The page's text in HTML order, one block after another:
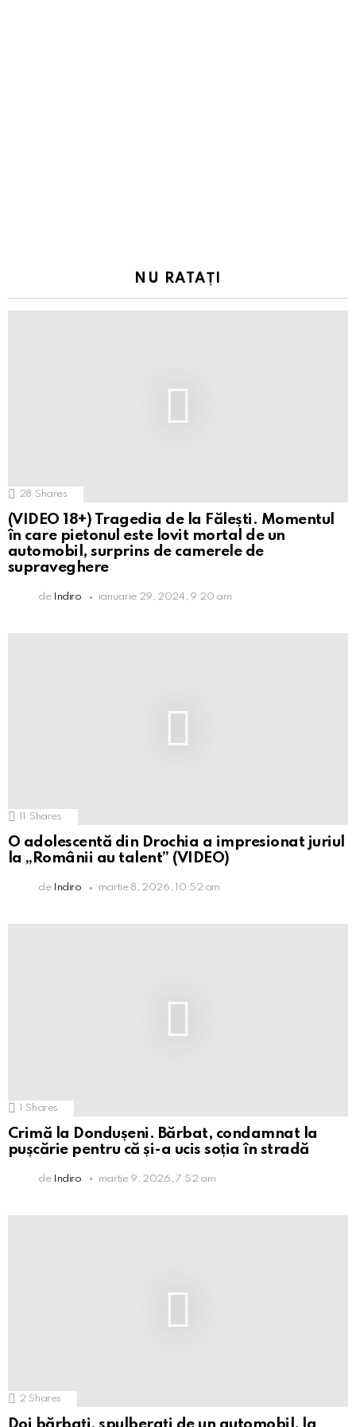
NU RATAȚI
28 Shares
(VIDEO 18+) Tragedia de la Fălești. Momentul
în care pietonul este lovit mortal de un
automobil, surprins de camerele de
supraveghere
de Indiro ianuarie 29, 2024, 9:20 am
Shares
O adolescentă din Drochia a impresionat juriul
la „Românii au talent” (VIDEO)
de Indiro martie 8, 2026, 10:52 am
1 Shares
Crimă la Dondușeni. Bărbat, condamnat la
pușcărie pentru că și-a ucis soția în stradă
de Indiro martie 9, 2026, 7:52 am
2 Shares
Doi bărbați, spulberați de un automobil, la